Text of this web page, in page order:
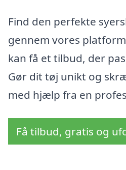
Find den perfekte
gennem vores
kan få et tilbud, der
Gør dit tøj unikt og
med hjælp fra en
Få tilbud, gratis og